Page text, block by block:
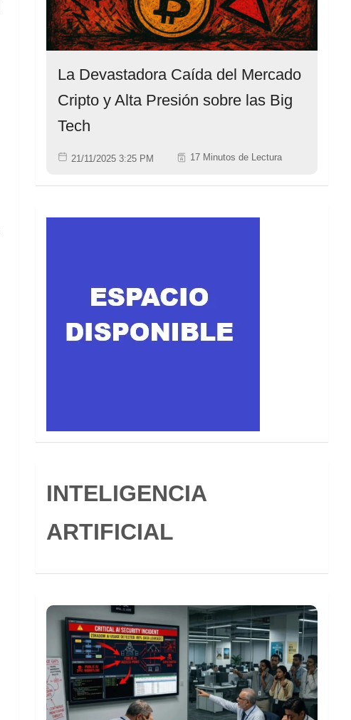
La Devastadora Caída del Mercado
Cripto y Alta Presión sobre las Big
Tech
21/11/2025 3:25 PM 17 Minutos de Lectura
INTELIGENCIA
ARTIFICIAL